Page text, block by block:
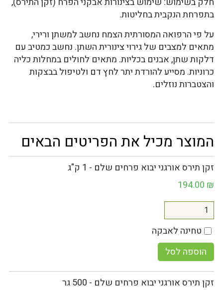
בתפרחת הנקבית בחליטות.
על פי הרפואה המסורתית הצמח נחשב למשתן ורירי,
מתאים למצבים של גירוי צינורית השתן. נחשב כמטיב עם
דלקות שתן, אבנים בכליות. מתאים לחולים במחלות כליה
כרוניות. מסייע להורדת יתר לחץ דם ולטיפול בבצקות
והצטברות נוזלים.
המוצר מכיל את הפריטים הבאים
זקן תירס אורגני יבוא פרחים שלם - 1 ק"ג
194.00 ₪
טחינה לאבקה
הוספה לסל
זקן תירס אורגני יבוא פרחים שלם - 500 גר